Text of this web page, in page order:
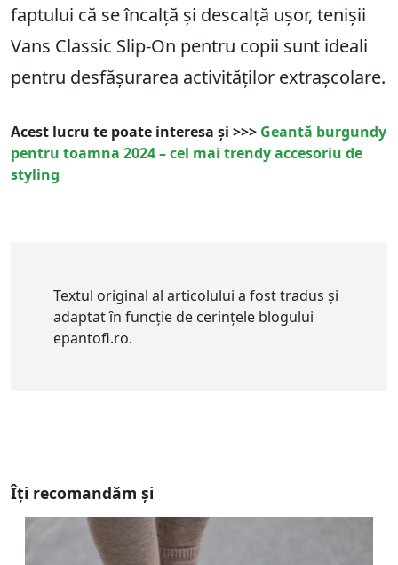
faptului că se încalță și descalță ușor, tenișii
Vans Classic Slip-On pentru copii sunt ideali
pentru desfășurarea activităților extrașcolare.
Acest lucru te poate interesa și >>> Geantă burgundy
pentru toamna 2024 – cel mai trendy accesoriu de
styling
Textul original al articolului a fost tradus și
adaptat în funcție de cerințele blogului
epantofi.ro.
Îți recomandăm și